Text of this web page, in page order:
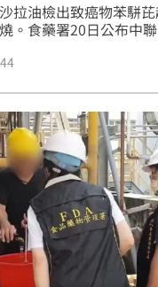
拉油檢出致癌物苯駢
。食藥署20日公布中
品共7批。針對預防性
食品安全、毒理及風
時30分公布「中聯油
重新上架原則」。